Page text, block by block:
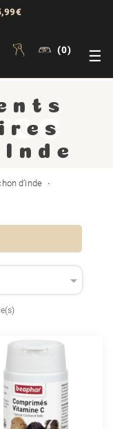
(0) ☰
d’inde
